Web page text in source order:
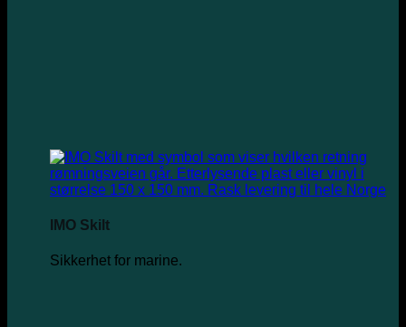
IMO Skilt
Sikkerhet for marine.